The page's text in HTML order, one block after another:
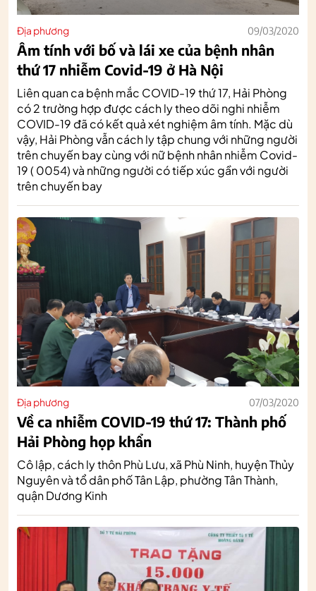
Địa phương 09/03/2020
Âm tính với bố và lái xe của bệnh nhân
thứ 17 nhiễm Covid-19 ở Hà Nội
Liên quan ca bệnh mắc COVID-19 thứ 17, Hải Phòng
có 2 trường hợp được cách ly theo dõi nghi nhiễm
COVID-19 đã có kết quả xét nghiệm âm tính. Mặc dù
vậy, Hải Phòng vẫn cách ly tập chung với những người
trên chuyến bay cùng với nữ bệnh nhân nhiễm Covid-
19 ( 0054) và những người có tiếp xúc gần với người
trên chuyến bay
Địa phương 07/03/2020
Về ca nhiễm COVID-19 thứ 17: Thành phố
Hải Phòng họp khẩn
Cô lập, cách ly thôn Phù Lưu, xã Phù Ninh, huyện Thủy
Nguyên và tổ dân phố Tân Lập, phường Tân Thành,
quận Dương Kinh